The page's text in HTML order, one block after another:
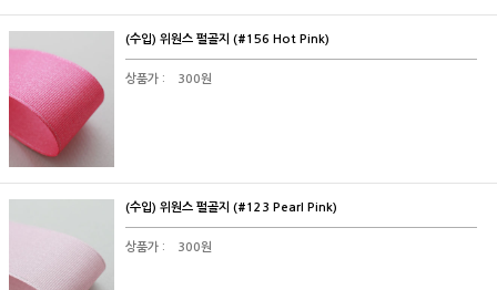
(수입) 위원스 펄골지 (#156 Hot Pink)
상품가 : 300원
(수입) 위원스 펄골지 (#123 Pearl Pink)
상품가 : 300원